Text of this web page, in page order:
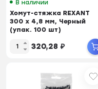
В наличии
Хомут-стяжка REXANT
300 x 4,8 мм, Черный
(упак. 100 шт)
320,28 ₽